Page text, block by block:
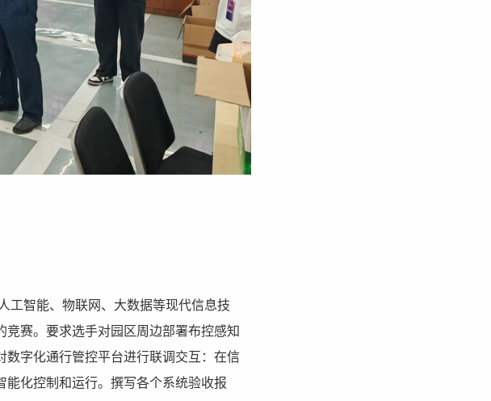
工智能、物联网、大数据等现代信息技
赛。要求选手对园区周边部署布控感知
字化通行管控平台进行联调交互：在信
化控制和运行。撰写各个系统验收报